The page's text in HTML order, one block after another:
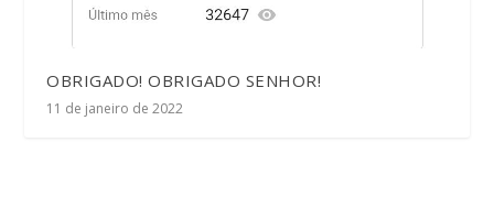
OBRIGADO! OBRIGADO SENHOR!
11 de janeiro de 2022